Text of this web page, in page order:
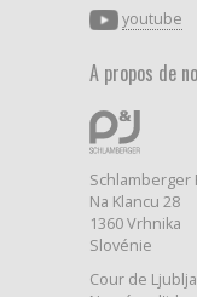
youtube
A propos de
Schlamberger
Na Klancu 28
1360 Vrhnika
Slovénie
Cour de